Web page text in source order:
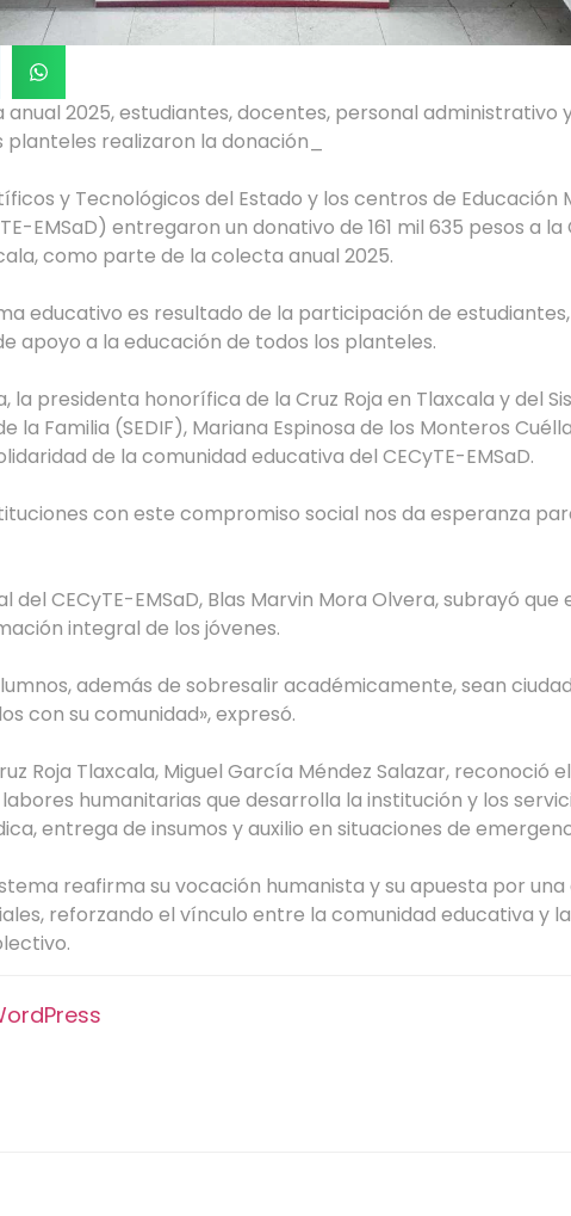
anual 2025, estudiantes, docentes, personal administrativo
realizaron la donación_
y Tecnológicos del Estado y los centros de Educación
EMSaD) entregaron un donativo de 161 mil 635 pesos a la
como parte de la colecta anual 2025.
educativo es resultado de la participación de
apoyo a la educación de todos los planteles.
presidenta honorífica de la Cruz Roja en Tlaxcala y del
la Familia (SEDIF), Mariana Espinosa de los Monteros
de la comunidad educativa del CECyTE-EMSaD.
con este compromiso social nos da esperanza
CECyTE-EMSaD, Blas Marvin Mora Olvera, subrayó que
integral de los jóvenes.
además de sobresalir académicamente, sean
con su comunidad», expresó.
Roja Tlaxcala, Miguel García Méndez Salazar, reconoció
humanitarias que desarrolla la institución y los
entrega de insumos y auxilio en situaciones de
reafirma su vocación humanista y su apuesta por
reforzando el vínculo entre la comunidad educativa y